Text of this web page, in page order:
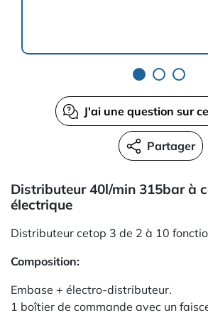
J'ai une question sur
Partager
Distributeur 40l/min 315bar à
électrique
Distributeur cetop 3 de 2 à 10
Composition:
Embase + électro-distributeur.
1 boîtier de commande avec un